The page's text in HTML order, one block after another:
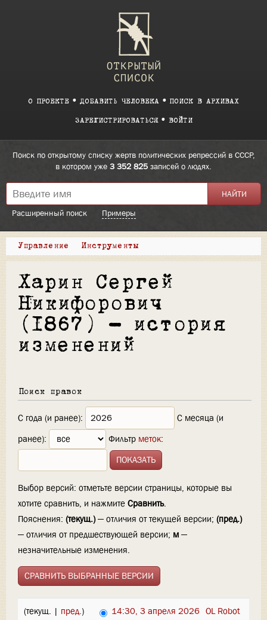
О ПРОЕКТЕ ДОБАВИТЬ ЧЕЛОВЕКА ПОИСК В АРХИВАХ
ЗАРЕГИСТРИРОВАТЬСЯ ВОЙТИ
Поиск по открытому списку жертв политических репрессий в СССР,
в котором уже 3 352 825 записей о людях.
Расширенный поиск Примеры
Управление Инструменты
Харин Сергей
Никифорович
(1867) — история
изменений
Поиск правок
С года (и ранее):
С месяца (и
ранее):
Фильтр меток:
Выбор версий: отметьте версии страницы, которые вы
хотите сравнить, и нажмите Сравнить.
Пояснения: (текущ.)— отличия от текущей версии; (пред.)
— отличия от предшествующей версии; м —
незначительные изменения.
(текущ. | пред.) 14:30, 3 апреля 2026 OL Robot